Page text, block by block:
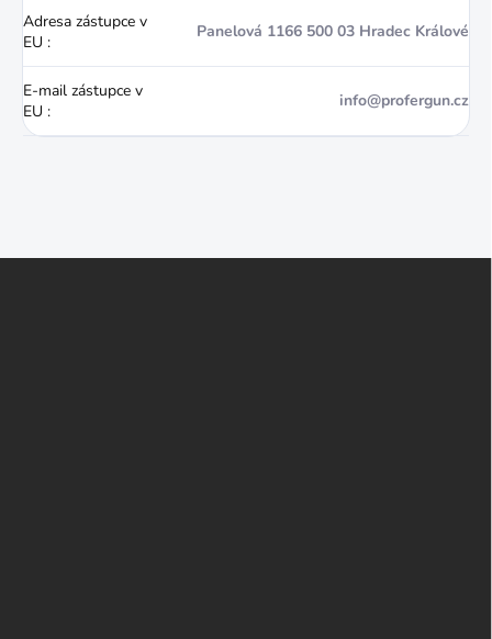
Adresa zástupce v
EU :
Panelová 1166 500 03 Hradec Králové
E-mail zástupce v
EU :
info@profergun.cz